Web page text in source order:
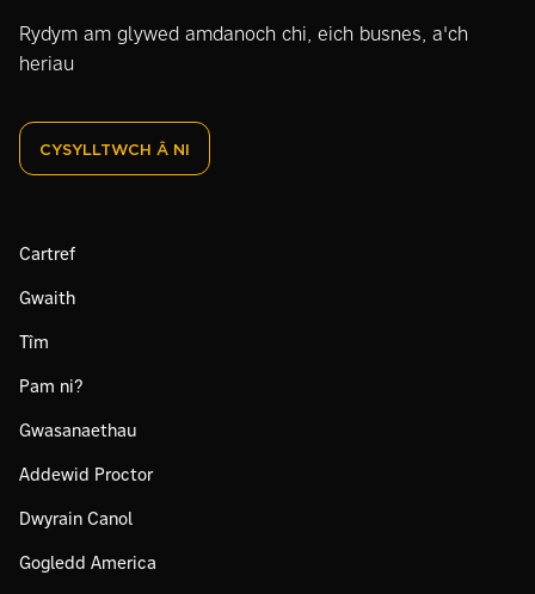
Rydym am glywed amdanoch chi, eich busnes, a'ch
heriau
CYSYLLTWCH Â NI
Cartref
Gwaith
Tîm
Pam ni?
Gwasanaethau
Addewid Proctor
Dwyrain Canol
Gogledd America